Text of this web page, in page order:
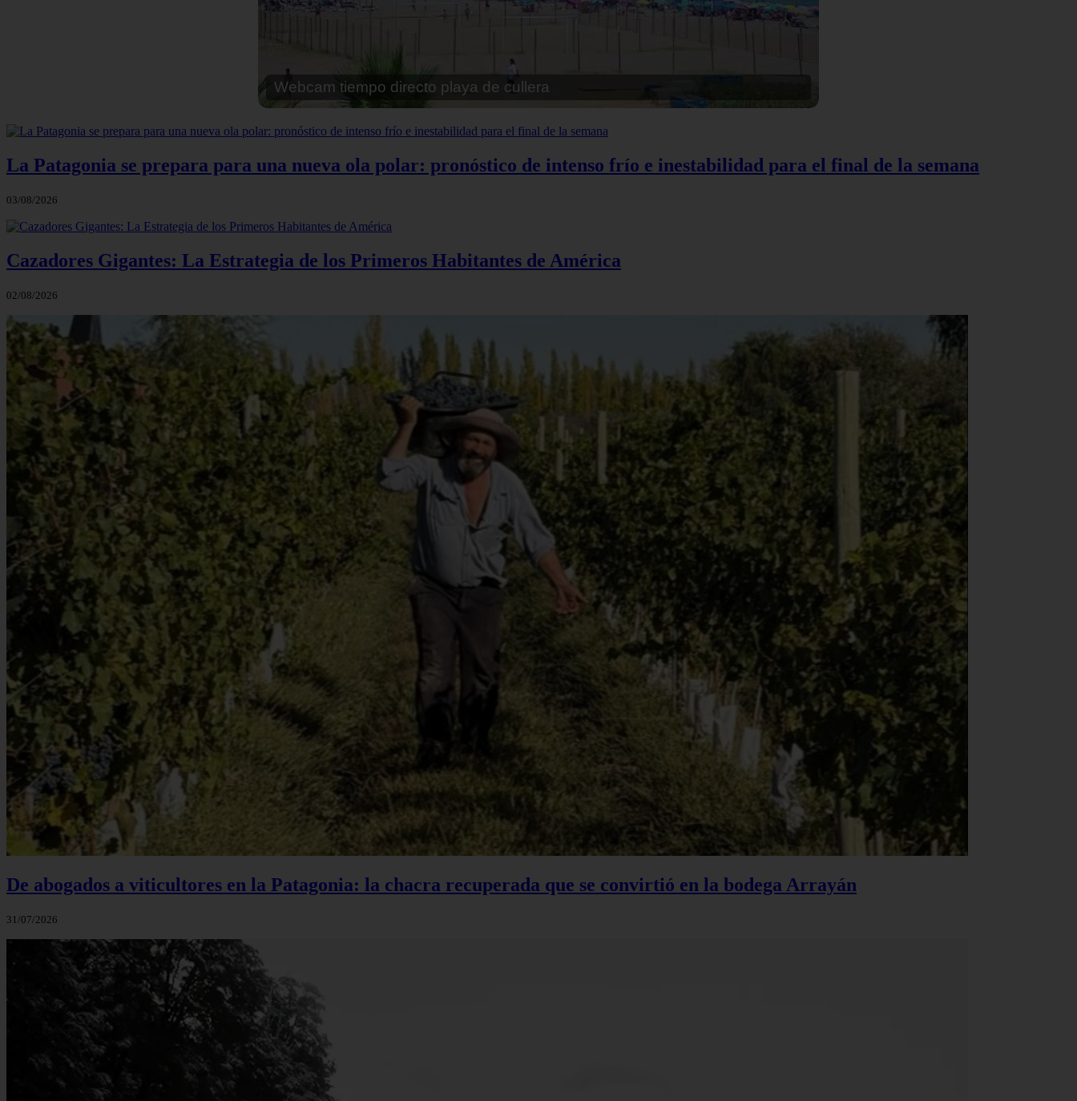
Webcam calpe playa fossa
La Patagonia se prepara para una nueva ola polar: pronóstico de intenso frío e inestabilidad para el final de la semana
03/08/2026
Cazadores Gigantes: La Estrategia de los Primeros Habitantes de América
02/08/2026
De abogados a viticultores en la Patagonia: la chacra recuperada que se convirtió en la bodega Arrayán
31/07/2026